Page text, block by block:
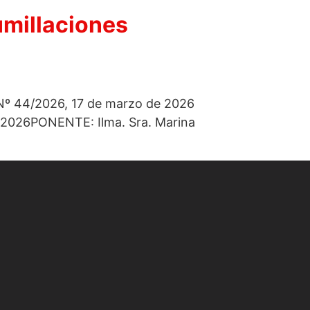
44/2026, 17 de marzo de 2026
Ilma. Sra. Marina